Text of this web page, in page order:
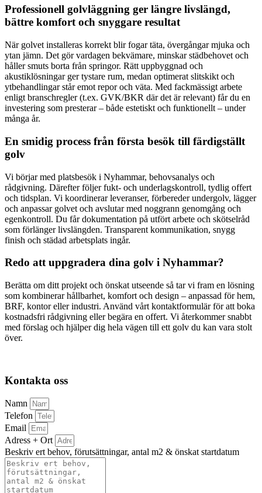
Professionell golvläggning ger längre livslängd,
bättre komfort och snyggare resultat
När golvet installeras korrekt blir fogar täta, övergångar mjuka och
ytan jämn. Det gör vardagen bekvämare, minskar städbehovet och
håller smuts borta från springor. Rätt uppbyggnad och
akustiklösningar ger tystare rum, medan optimerat slitskikt och
ytbehandlingar står emot repor och väta. Med fackmässigt arbete
enligt branschregler (t.ex. GVK/BKR där det är relevant) får du en
investering som presterar – både estetiskt och funktionellt – under
många år.
En smidig process från första besök till färdigställt
golv
Vi börjar med platsbesök i Nyhammar, behovsanalys och
rådgivning. Därefter följer fukt- och underlagskontroll, tydlig offert
och tidsplan. Vi koordinerar leveranser, förbereder undergolv, lägger
och anpassar golvet och avslutar med noggrann genomgång och
egenkontroll. Du får dokumentation på utfört arbete och skötselråd
som förlänger livslängden. Transparent kommunikation, snygg
finish och städad arbetsplats ingår.
Redo att uppgradera dina golv i Nyhammar?
Berätta om ditt projekt och önskat utseende så tar vi fram en lösning
som kombinerar hållbarhet, komfort och design – anpassad för hem,
BRF, kontor eller industri. Använd vårt kontaktformulär för att boka
kostnadsfri rådgivning eller begära en offert. Vi återkommer snabbt
med förslag och hjälper dig hela vägen till ett golv du kan vara stolt
över.
Kontakta oss
Namn
Telefon
Email
Adress + Ort
Beskriv ert behov, förutsättningar, antal m2 & önskat startdatum